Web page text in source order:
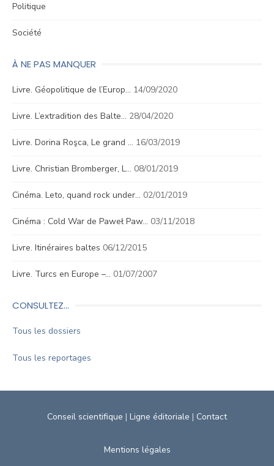
Politique
Société
À NE PAS MANQUER
Livre. Géopolitique de l’Europ… 14/09/2020
Livre. L’extradition des Balte… 28/04/2020
Livre. Dorina Roşca, Le grand … 16/03/2019
Livre. Christian Bromberger, L… 08/01/2019
Cinéma. Leto, quand rock under… 02/01/2019
Cinéma : Cold War de Paweł Paw… 03/11/2018
Livre. Itinéraires baltes 06/12/2015
Livre. Turcs en Europe –… 01/07/2007
CONSULTEZ…
Tous les dossiers
Tous les reportages
Conseil scientifique | Ligne éditoriale | Contact
Mentions légales